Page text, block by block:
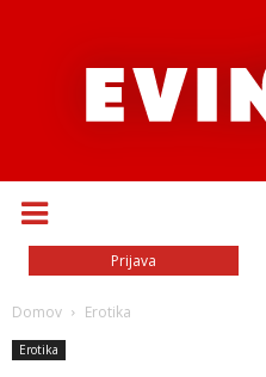
Prijava
Domov Erotika
Erotika